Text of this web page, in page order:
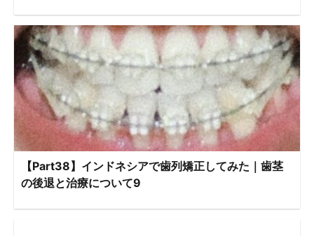
【Part38】インドネシアで歯列矯正してみた｜歯茎
の後退と治療について9